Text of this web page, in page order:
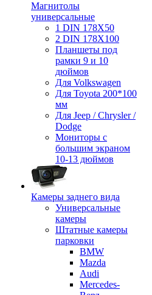
Магнитолы
универсальные
1 DIN 178X50
2 DIN 178X100
Планшеты под
рамки 9 и 10
дюймов
Для Volkswagen
Для Toyota 200*100
мм
Для Jeep / Chrysler /
Dodge
Мониторы с
большим экраном
10-13 дюймов
Камеры заднего вида
Универсальные
камеры
Штатные камеры
парковки
BMW
Mazda
Audi
Mercedes-